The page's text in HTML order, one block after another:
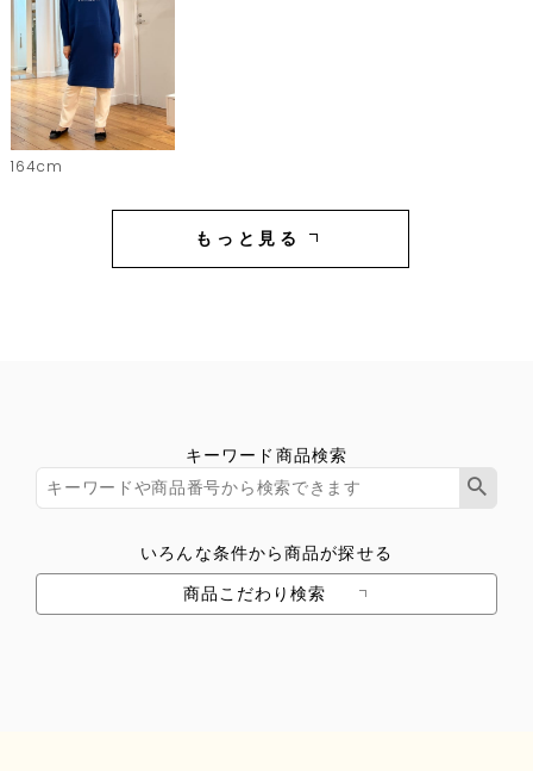
164cm
もっと見る
キーワード商品検索
いろんな条件から商品が探せる
商品こだわり検索